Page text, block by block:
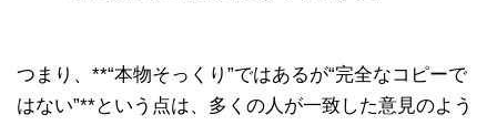
つまり、**“本物そっくり”ではあるが“完全なコピーで
はない”**という点は、多くの人が一致した意見のよう